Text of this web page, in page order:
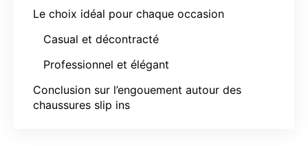
Le choix idéal pour chaque occasion
Casual et décontracté
Professionnel et élégant
Conclusion sur l’engouement autour des
chaussures slip ins